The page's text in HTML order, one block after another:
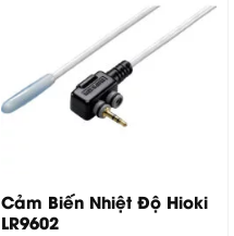
Cảm Biến Nhiệt Độ Hioki
LR9602